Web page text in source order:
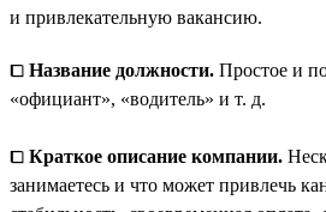
и привлекательную вакансию.
⧠ Название должности. Простое и
«официант», «водитель» и т. д.
⧠ Краткое описание компании.
занимаетесь и что может привлечь